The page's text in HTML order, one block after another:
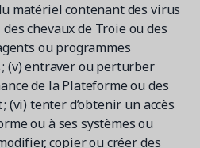
matériel contenant des virus
chevaux de Troie ou des
ou programmes
(v) entraver ou perturber
de la Plateforme ou des
(vi) tenter d’obtenir un accès
ou à ses systèmes ou
copier ou créer des